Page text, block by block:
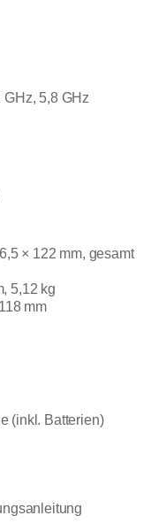
5,8 GHz
× 122 mm, gesamt
5,12 kg
mm
(inkl. Batterien)